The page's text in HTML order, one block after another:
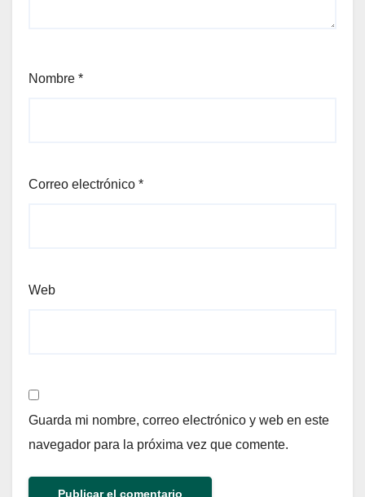
Nombre *
Correo electrónico *
Web
Guarda mi nombre, correo electrónico y web en este
navegador para la próxima vez que comente.